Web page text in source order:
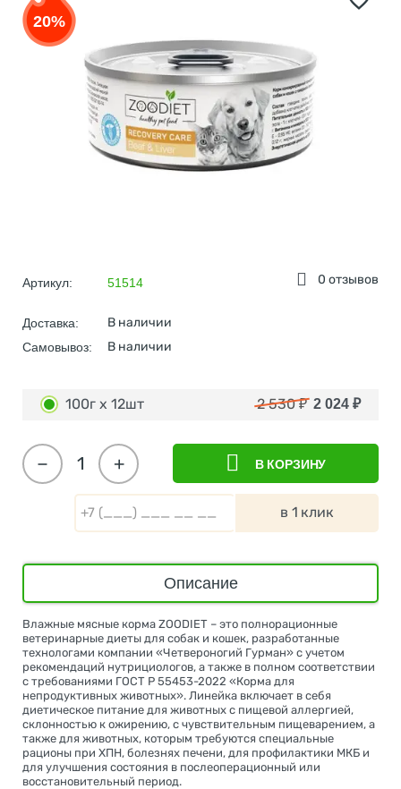
20%
0 отзывов
Артикул: 51514
Доставка: В наличии
Самовывоз: В наличии
100г х 12шт 2 530₽ 2 024 ₽
+
− В КОРЗИНУ
в 1 клик
Описание
Влажные мясные корма ZOODIET – это полнорационные
ветеринарные диеты для собак и кошек, разработанные
технологами компании «Четвероногий Гурман» с учетом
рекомендаций нутрициологов, а также в полном соответствии
с требованиями ГОСТ Р 55453-2022 «Корма для
непродуктивных животных». Линейка включает в себя
диетическое питание для животных с пищевой аллергией,
склонностью к ожирению, с чувствительным пищеварением, а
также для животных, которым требуются специальные
рационы при ХПН, болезнях печени, для профилактики МКБ и
для улучшения состояния в послеоперационный или
восстановительный период.